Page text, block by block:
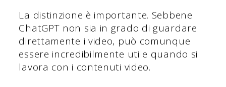
La distinzione è importante. Sebbene
ChatGPT non sia in grado di guardare
direttamente i video, può comunque
essere incredibilmente utile quando si
lavora con i contenuti video.